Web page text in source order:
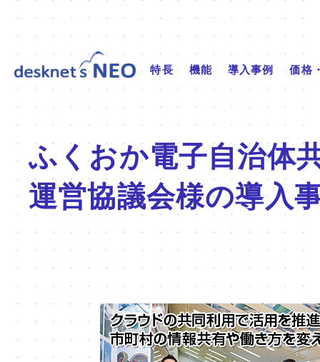
特長 機能 導入事例 価格
ふくおか電子自治体
運営協議会様の導入